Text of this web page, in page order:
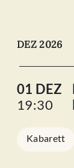
DEZ 2026
01 DEZ
19:30
Kabarett